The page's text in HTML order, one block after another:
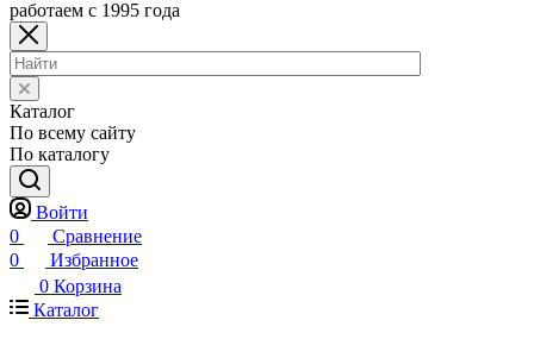
работаем с 1995 года
Каталог
По всему сайту
По каталогу
Войти
0
Сравнение
0
Избранное
0 Корзина
Каталог